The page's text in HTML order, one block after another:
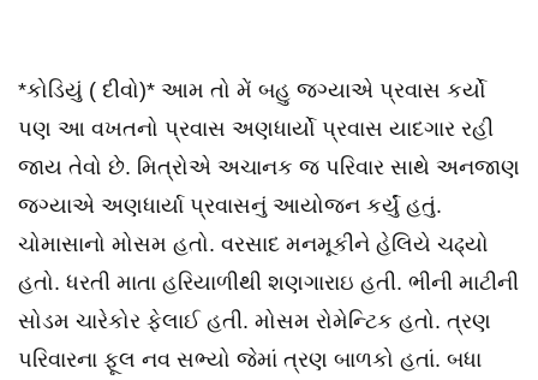
*કોડિયું ( દીવો)* આમ તો મેં બહુ જગ્યાએ પ્રવાસ કર્યો
પણ આ વખતનો પ્રવાસ અણધાર્યો પ્રવાસ યાદગાર રહી
જાય તેવો છે. મિત્રોએ અચાનક જ પરિવાર સાથે અનજાણ
જગ્યાએ અણધાર્યા પ્રવાસનું આયોજન કર્યું હતું.
ચોમાસાનો મોસમ હતો. વરસાદ મનમૂકીને હેલિયે ચઢ્યો
હતો. ધરતી માતા હરિયાળીથી શણગારાઇ હતી. ભીની માટીની
સોડમ ચારેકોર ફેલાઈ હતી. મોસમ રોમેન્ટિક હતો. ત્રણ
પરિવારના ફૂલ નવ સભ્યો જેમાં ત્રણ બાળકો હતાં. બધા